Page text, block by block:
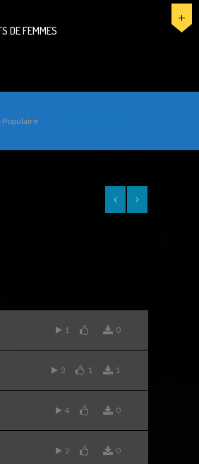
DE FEMMES
Populaire Les Masques Tombent
1 0
3 1 1
4 0
2 0